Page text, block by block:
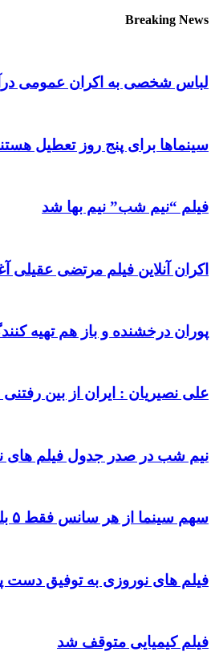
Breaking News
لباس شخصی به اکران عمومی
سینماها برای پنج‌ روز تعطیل
فیلم “نیم شب” نیم بها شد
اکران آنلاین فیلم مرتضی عقیلی
پوران درخشنده و باز هم تهیه
علی نصیریان : ایران از بین
نیم شب در صدر جدول فیلم های
سهم سینما از هر سانس فقط ۵ بلیت
فیلم های نوروزی به توفیق دست
فیلم کیمیایی متوقف شد